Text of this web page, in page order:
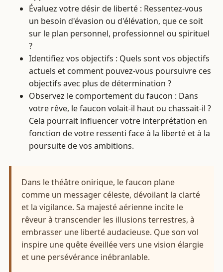
Évaluez votre désir de liberté : Ressentez-vous
un besoin d'évasion ou d'élévation, que ce soit
sur le plan personnel, professionnel ou spirituel
?
Identifiez vos objectifs : Quels sont vos objectifs
actuels et comment pouvez-vous poursuivre ces
objectifs avec plus de détermination ?
Observez le comportement du faucon : Dans
votre rêve, le faucon volait-il haut ou chassait-il ?
Cela pourrait influencer votre interprétation en
fonction de votre ressenti face à la liberté et à la
poursuite de vos ambitions.
Dans le théâtre onirique, le faucon plane
comme un messager céleste, dévoilant la clarté
et la vigilance. Sa majesté aérienne incite le
rêveur à transcender les illusions terrestres, à
embrasser une liberté audacieuse. Que son vol
inspire une quête éveillée vers une vision élargie
et une persévérance inébranlable.